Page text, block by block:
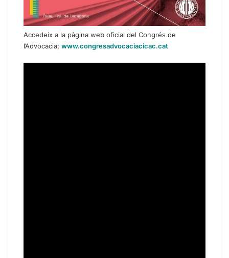
Accedeix a la pàgina web oficial del Congrés de
l’Advocacia; www.congresadvocaciacicac.cat